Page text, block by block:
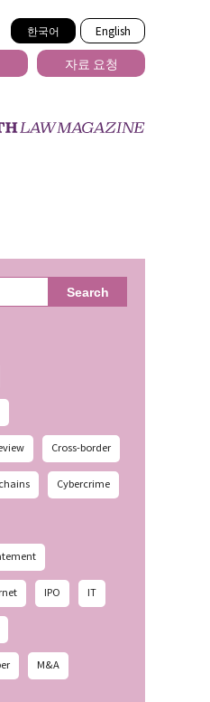
한국어 English
자료 요청
Search
Cross-border
Cybercrime
IPO IT
M&A